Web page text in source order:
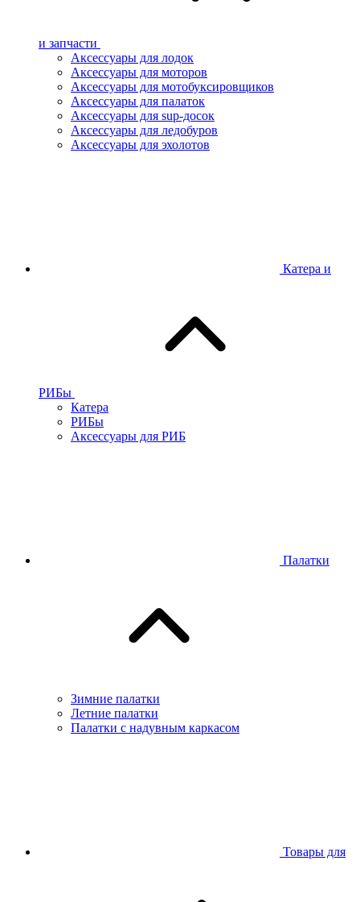
и запчасти
Аксессуары для лодок
Аксессуары для моторов
Аксессуары для мотобуксировщиков
Аксессуары для палаток
Аксессуары для sup-досок
Аксессуары для ледобуров
Аксессуары для эхолотов
Катера и
РИБы
Катера
РИБы
Аксессуары для РИБ
Палатки
Зимние палатки
Летние палатки
Палатки с надувным каркасом
Товары для